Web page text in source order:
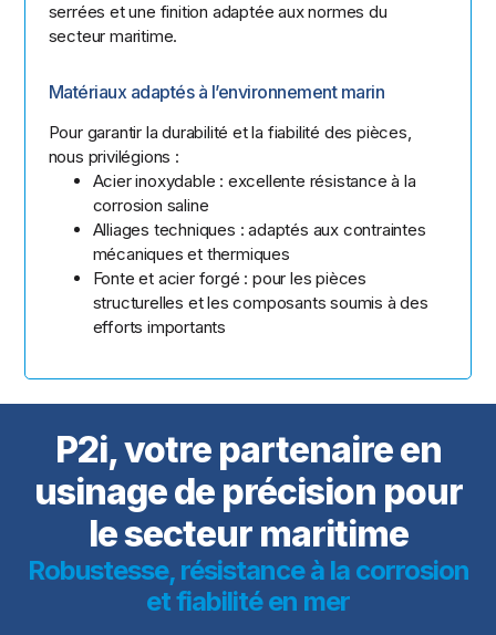
serrées et une finition adaptée aux normes du
secteur maritime.
Matériaux adaptés à l’environnement marin
Pour garantir la durabilité et la fiabilité des pièces,
nous privilégions :
Acier inoxydable : excellente résistance à la
corrosion saline
Alliages techniques : adaptés aux contraintes
mécaniques et thermiques
Fonte et acier forgé : pour les pièces
structurelles et les composants soumis à des
efforts importants
P2i, votre partenaire en
usinage de précision pour
le secteur maritime
Robustesse, résistance à la corrosion
et fiabilité en mer